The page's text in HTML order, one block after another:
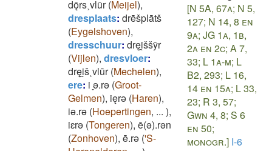
dǭrs˲vlūr(Meijel),
dresplaats: drēšplātš
(Eygelshoven),
dresschuur: dręi̯ššȳr
(Vijlen), dresvloer:
dręi̯š˲vlūr(Mechelen),
ere: i ̞ǝ.rǝ (Groot-
Gelmen), ięrǝ (Haren),
iǝ.rǝ (Hoepertingen, ... ),
iɛrǝ (Tongeren), ē(ǝ).rǝn
(Zonhoven), ē.rǝ ('S-
[N 5A, 67a; N 5,
127; N 14, 8 en
9a; JG 1a, 1b,
2a en 2c; A 7,
33; L 1a-m; L
B2, 293; L 16,
14 en 15a; L 33,
23; R 3, 57;
Gwn 4, 8; S 6
en 50;
monogr.] I-6